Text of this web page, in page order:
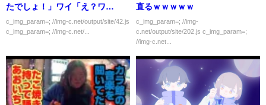
たでしょ！」ワイ「え？ワ
イ！？」
c_img_param=; //img-c.net/output/site/42.js
c_img_param=; //img-c.net/...
直るｗｗｗｗｗ
c_img_param=; //img-
c.net/output/site/202.js c_img_param=;
//img-c.net...